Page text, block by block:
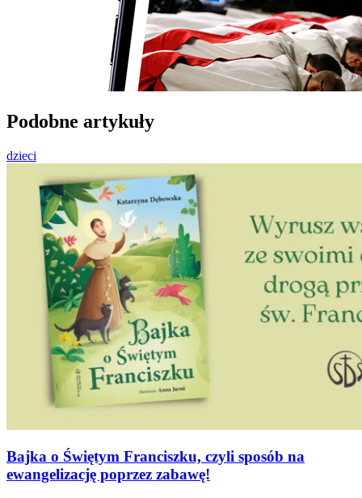
Podobne artykuły
dzieci
Bajka o Świętym Franciszku, czyli sposób na
ewangelizację poprzez zabawę!